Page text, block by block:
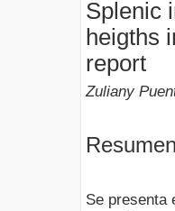
Splenic
heigths
report
Zuliany
Resumen
Se presenta